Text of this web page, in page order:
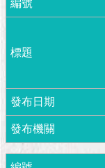
政
站
開
宣
告